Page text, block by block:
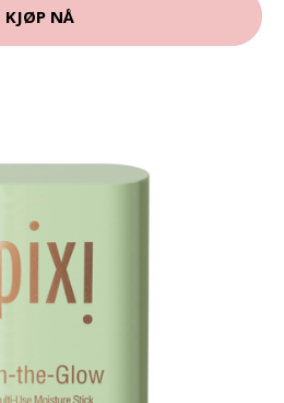
KJØP NÅ